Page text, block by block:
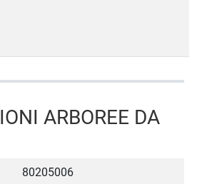
ARBOREE DA
80205006